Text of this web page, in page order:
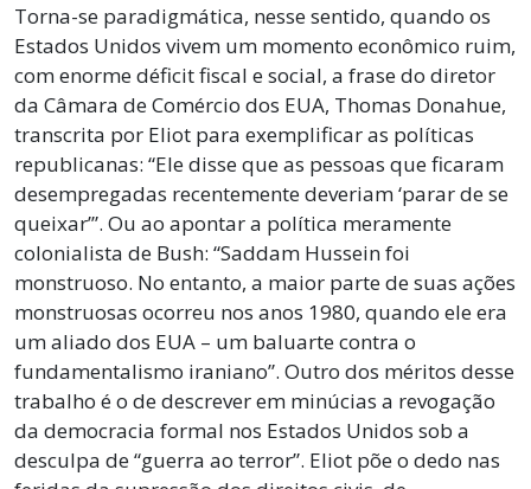
Torna-se paradigmática, nesse sentido, quando os
Estados Unidos vivem um momento econômico ruim,
com enorme déficit fiscal e social, a frase do diretor
da Câmara de Comércio dos EUA, Thomas Donahue,
transcrita por Eliot para exemplificar as políticas
republicanas: “Ele disse que as pessoas que ficaram
desempregadas recentemente deveriam ‘parar de se
queixar’”. Ou ao apontar a política meramente
colonialista de Bush: “Saddam Hussein foi
monstruoso. No entanto, a maior parte de suas ações
monstruosas ocorreu nos anos 1980, quando ele era
um aliado dos EUA – um baluarte contra o
fundamentalismo iraniano”. Outro dos méritos desse
trabalho é o de descrever em minúcias a revogação
da democracia formal nos Estados Unidos sob a
desculpa de “guerra ao terror”. Eliot põe o dedo nas